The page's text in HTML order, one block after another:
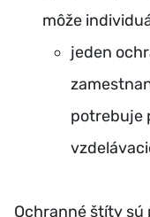
môže
jeden
potrebuje
Ochranné štíty